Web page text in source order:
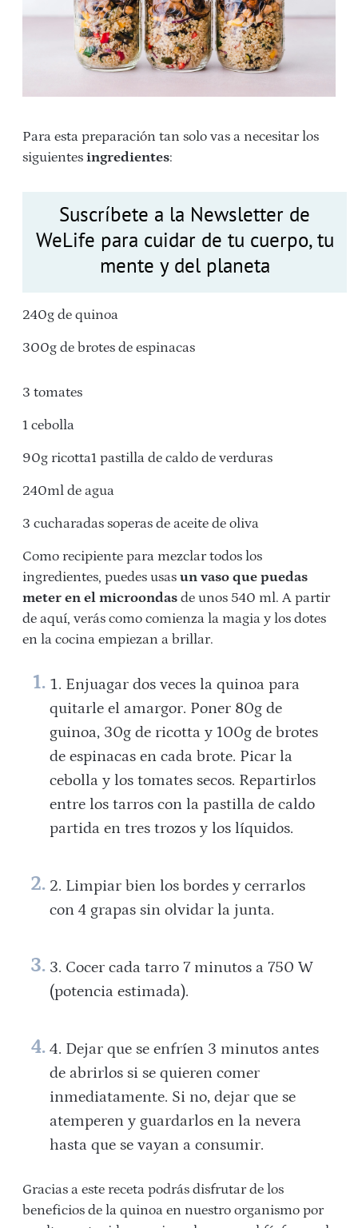
Para esta preparación tan solo vas a necesitar los
siguientes ingredientes:
Suscríbete a la Newsletter de
WeLife para cuidar de tu cuerpo, tu
mente y del planeta
240g de quinoa
300g de brotes de espinacas
3 tomates
1 cebolla
90g ricotta1 pastilla de caldo de verduras
240ml de agua
3 cucharadas soperas de aceite de oliva
Como recipiente para mezclar todos los
ingredientes, puedes usas un vaso que puedas
meter en el microondas de unos 540 ml. A partir
de aquí, verás como comienza la magia y los dotes
en la cocina empiezan a brillar.
Enjuagar dos veces la quinoa para
quitarle el amargor. Poner 80g de
guinoa, 30g de ricotta y 100g de brotes
de espinacas en cada brote. Picar la
cebolla y los tomates secos. Repartirlos
entre los tarros con la pastilla de caldo
partida en tres trozos y los líquidos.
Limpiar bien los bordes y cerrarlos
con 4 grapas sin olvidar la junta.
Cocer cada tarro 7 minutos a 750 W
(potencia estimada).
Dejar que se enfríen 3 minutos antes
de abrirlos si se quieren comer
inmediatamente. Si no, dejar que se
atemperen y guardarlos en la nevera
hasta que se vayan a consumir.
Gracias a este receta podrás disfrutar de los
beneficios de la quinoa en nuestro organismo por